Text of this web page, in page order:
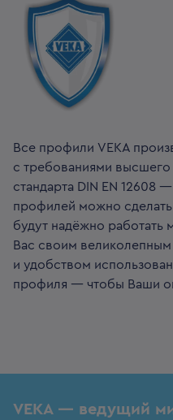
Все профили VEKA
с требованиями высшего
стандарта DIN EN 12608
профилей можно
будут надёжно работать
Вас своим
и удобством
профиля — чтобы Ваши
VEKA — ведущий